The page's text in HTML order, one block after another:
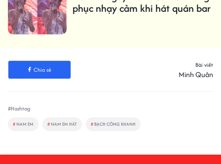
phục nhạy cảm khi hát quán bar
Chia sẻ
Bài viết
Minh Quân
#Hashtag
# NAM EM # NAM EM HÁT # BẠCH CÔNG KHANH